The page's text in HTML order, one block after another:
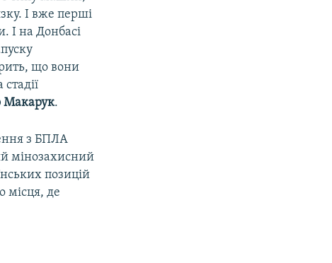
І вже перші
І на Донбасі
що вони
.
з БПЛА
мінозахисний
позицій
місця, де